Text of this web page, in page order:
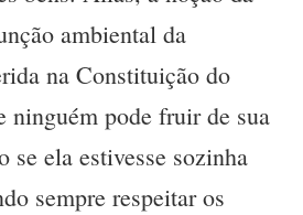
ambiental da
na Constituição do
ninguém pode fruir de sua
se ela estivesse sozinha
sempre respeitar os